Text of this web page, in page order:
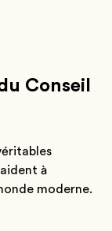
Conseil
à
moderne.